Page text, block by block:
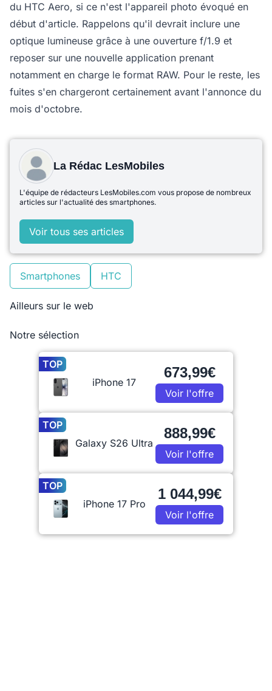
du HTC Aero, si ce n'est l'appareil photo évoqué en
début d'article. Rappelons qu'il devrait inclure une
optique lumineuse grâce à une ouverture f/1.9 et
reposer sur une nouvelle application prenant
notamment en charge le format RAW. Pour le reste, les
fuites s'en chargeront certainement avant l'annonce du
mois d'octobre.
La Rédac LesMobiles
L'équipe de rédacteurs LesMobiles.com vous propose de nombreux
articles sur l'actualité des smartphones.
Voir tous ses articles
Smartphones HTC
Ailleurs sur le web
Notre sélection
TOP
iPhone 17
673,99€
Voir l'offre
TOP
Galaxy S26 Ultra
888,99€
Voir l'offre
TOP
iPhone 17 Pro
1 044,99€
Voir l'offre